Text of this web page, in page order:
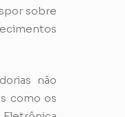
sobre
não
como os